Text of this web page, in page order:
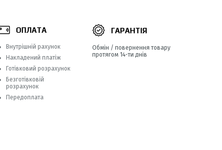
ОПЛАТА
Внутрішній рахунок
Накладений платіж
Готівковий розрахунок
Безготівковій
розрахунок
Передоплата
ГАРАНТІЯ
Обмін / повернення товару
протягом 14-ти днів